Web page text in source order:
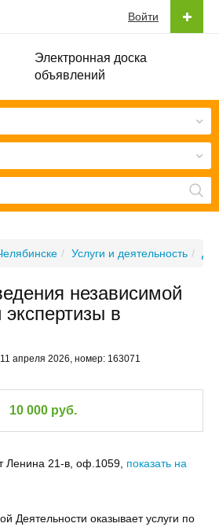
Электронная доска
объявлений
Войти
Услуги и деятельность
независимой
экспертизы в
апреля 2026, номер: 163071
10 000 руб.
Ленина 21-в, оф.1059, показать на
Деятельности оказывает услуги по